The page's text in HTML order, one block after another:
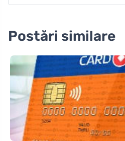
Postări similare